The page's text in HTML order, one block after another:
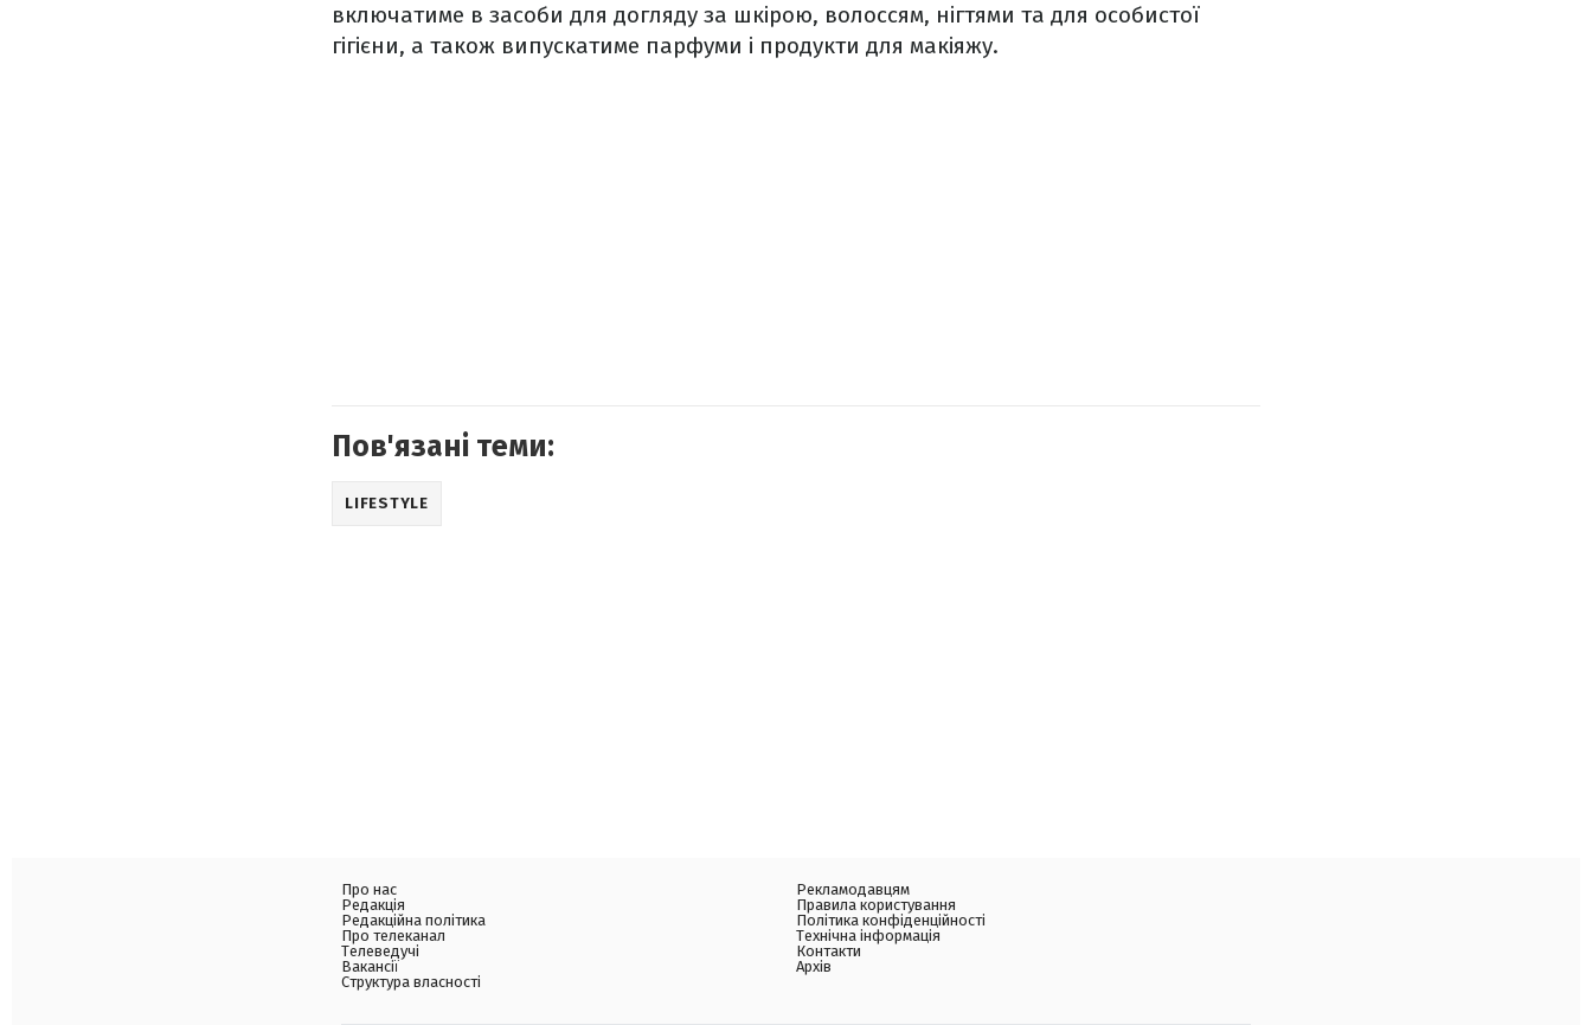
включатиме в засоби для догляду за шкірою, волоссям, нігтями та для особистої
гігієни, а також випускатиме парфуми і продукти для макіяжу.
Пов'язані теми:
LIFESTYLE
Про нас
Редакція
Редакційна політика
Про телеканал
Телеведучі
Вакансії
Структура власності
Рекламодавцям
Правила користування
Політика конфіденційності
Технічна інформація
Контакти
Архів